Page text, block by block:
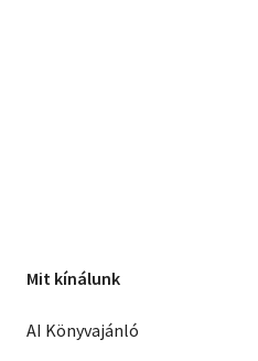
Mit kínálunk
AI Könyvajánló